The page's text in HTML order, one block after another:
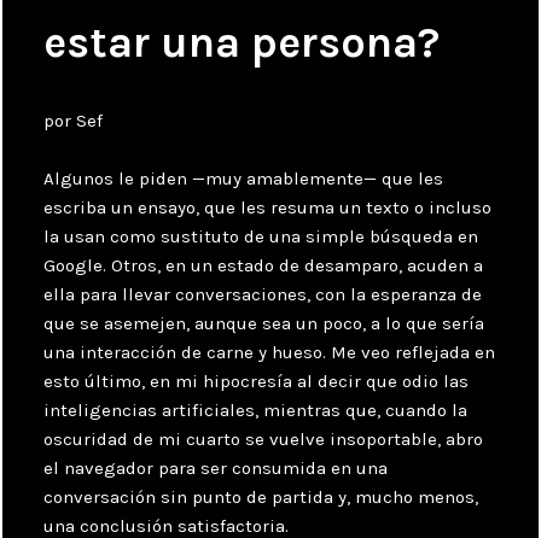
estar una persona?
por Sef
Algunos le piden —muy amablemente— que les
escriba un ensayo, que les resuma un texto o incluso
la usan como sustituto de una simple búsqueda en
Google. Otros, en un estado de desamparo, acuden a
ella para llevar conversaciones, con la esperanza de
que se asemejen, aunque sea un poco, a lo que sería
una interacción de carne y hueso. Me veo reflejada en
esto último, en mi hipocresía al decir que odio las
inteligencias artificiales, mientras que, cuando la
oscuridad de mi cuarto se vuelve insoportable, abro
el navegador para ser consumida en una
conversación sin punto de partida y, mucho menos,
una conclusión satisfactoria.